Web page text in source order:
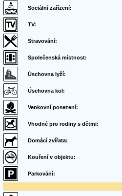
Sociální zařízení:
TV:
Stravování:
Společenská místnost:
Úschovna lyží:
Úschovna kol:
Venkovní posezení:
Vhodné pro rodiny s dětmi:
Domácí zvířata:
Kouření v objektu:
Parkování: